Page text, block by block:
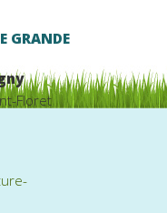
GRANDE
Floret